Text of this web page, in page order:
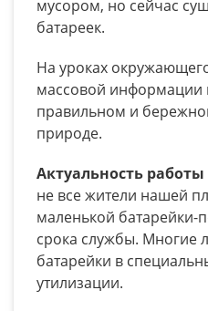
мусором, но сейчас
батареек.
На уроках
массовой
правильном и
природе.
Актуальность работы
не все жители нашей
маленькой
срока службы. Многие
батарейки в
утилизации.